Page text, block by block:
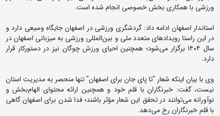
ورزشی با همکاری بخش خصوصی انجام شده است.
استاندار اصفهان ادامه داد: گردشگری ورزشی در اصفهان جایگاه وسیعی دارد و
در این راستا رویدادهای متعدد ملی و بین‌المللی ورزشی به میزبانی اصفهان در
سال ۱۴۰۴ برگزار می‌شود؛ همچنین احیای ورزش چوگان نیز در دستورکار قرار
دارد.
وی با بیان اینکه شعار "تا پای جان برای اصفهان" تنها منحصر به مدیریت استان
نیست، گفت: خبرنگاران با قلم خود و همچنین ارائه محتوای الهام‌بخش و
نوآورانه می‌توانند در تحقق این شعار مؤثر باشند؛ فدا شدن برای اصفهان گاهی
با قلم خبرنگاران رخ می‌دهد.